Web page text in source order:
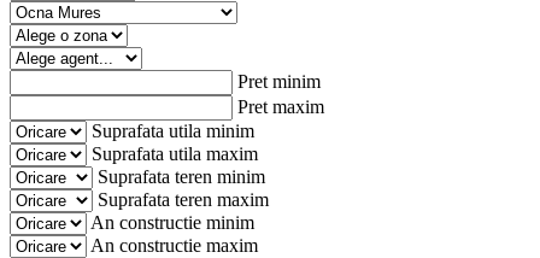
Pret minim
Pret maxim
Suprafata utila minim
Suprafata utila maxim
Suprafata teren minim
Suprafata teren maxim
An constructie minim
An constructie maxim